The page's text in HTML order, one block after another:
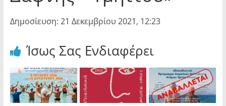
Δημοσίευση: 21 Δεκεμβρίου 2021, 12:23
Ίσως Σας Ενδιαφέρει